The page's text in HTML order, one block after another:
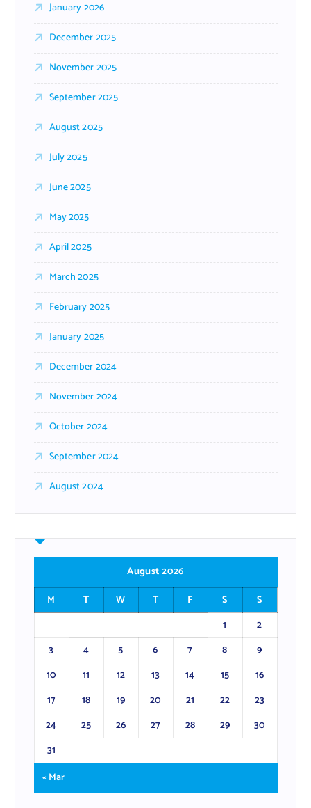
January 2026
December 2025
November 2025
September 2025
August 2025
July 2025
June 2025
May 2025
April 2025
March 2025
February 2025
January 2025
December 2024
November 2024
October 2024
September 2024
August 2024
August 2026
M
T W T F S
S
1
2
3
4 5 6 7 8
9
10
11 12 13 14 15
16
17
18 19 20 21 22
23
24
25 26 27 28 29
30
31
« Mar